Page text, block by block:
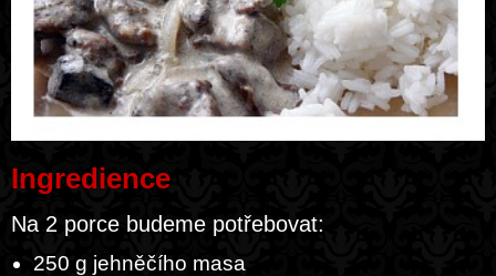
Ingredience
Na 2 porce budeme potřebovat:
250 g jehněčího masa